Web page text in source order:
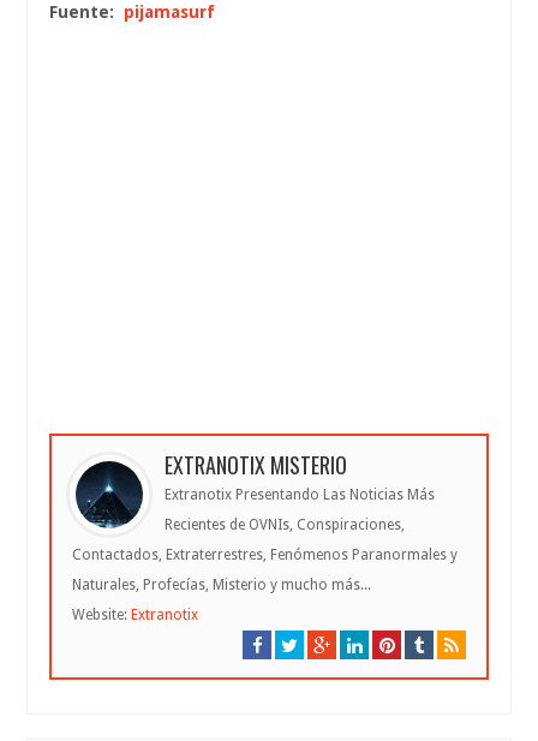
Fuente: pijamasurf
EXTRANOTIX MISTERIO
Extranotix Presentando Las Noticias Más
Recientes de OVNIs, Conspiraciones,
Contactados, Extraterrestres, Fenómenos Paranormales y
Naturales, Profecías, Misterio y mucho más...
Website: Extranotix